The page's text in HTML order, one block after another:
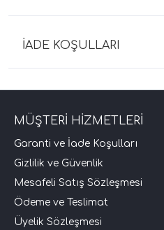
İADE KOŞULLARI
MÜŞTERİ HİZMETLERİ
Garanti ve İade Koşulları
Gizlilik ve Güvenlik
Mesafeli Satış Sözleşmesi
Ödeme ve Teslimat
Üyelik Sözleşmesi